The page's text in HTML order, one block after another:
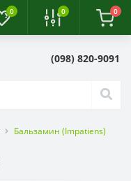
0 0 0
(098) 820-9091
Бальзамин (Impatiens)